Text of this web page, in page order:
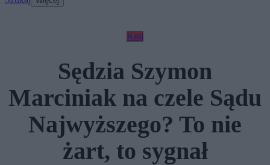
Kraj
Sędzia Szymon
Marciniak na czele Sądu
Najwyższego? To nie
żart, to sygnał